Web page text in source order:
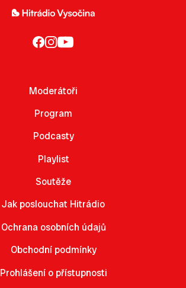
Moderátoři
Program
Podcasty
Playlist
Soutěže
Jak poslouchat Hitrádio
Ochrana osobních údajů
Obchodní podmínky
Prohlášení o přístupnosti